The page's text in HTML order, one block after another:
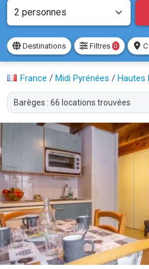
Destinations Filtres 0
France / Midi Pyrénées / Hautes
Barèges : 66 locations trouvées